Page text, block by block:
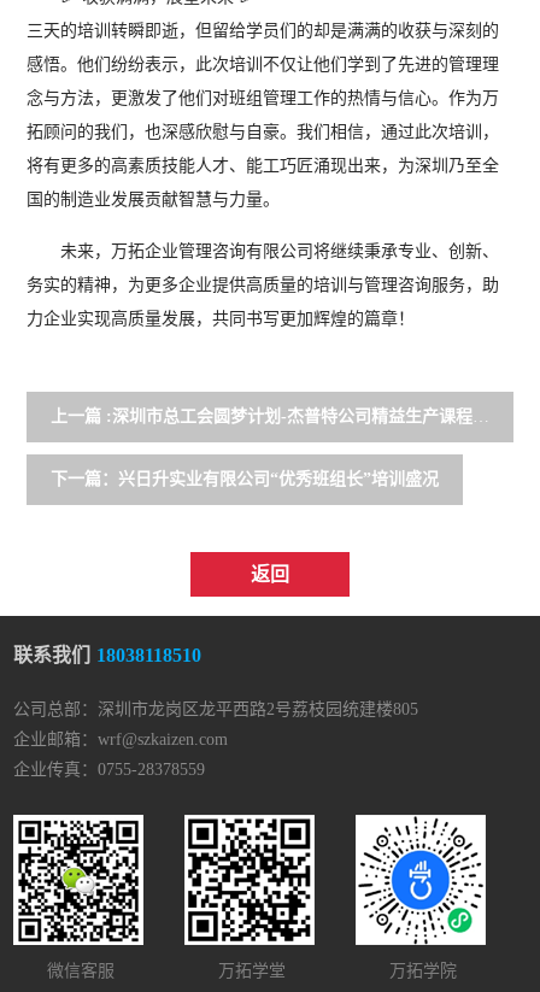
三天的培训转瞬即逝，但留给学员们的却是满满的收获与深刻的
感悟。他们纷纷表示，此次培训不仅让他们学到了先进的管理理
念与方法，更激发了他们对班组管理工作的热情与信心。作为万
拓顾问的我们，也深感欣慰与自豪。我们相信，通过此次培训，
将有更多的高素质技能人才、能工巧匠涌现出来，为深圳乃至全
国的制造业发展贡献智慧与力量。
未来，万拓企业管理咨询有限公司将继续秉承专业、创新、
务实的精神，为更多企业提供高质量的培训与管理咨询服务，助
力企业实现高质量发展，共同书写更加辉煌的篇章！
上一篇 :深圳市总工会圆梦计划-杰普特公司精益生产课程圆满完成
下一篇：兴日升实业有限公司“优秀班组长”培训盛况
返回
联系我们 18038118510
公司总部：深圳市龙岗区龙平西路2号荔枝园统建楼805
企业邮箱：wrf@szkaizen.com
企业传真：0755-28378559
微信客服 万拓学堂 万拓学院